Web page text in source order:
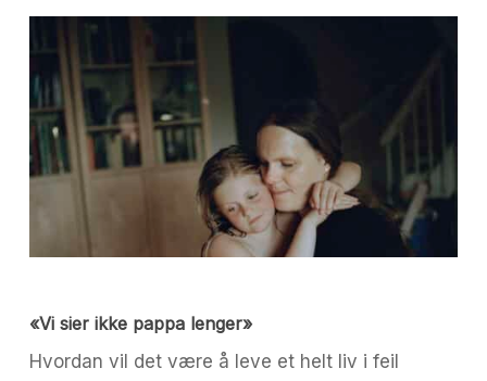
«Vi sier ikke pappa lenger»
Hvordan vil det være å leve et helt liv i feil